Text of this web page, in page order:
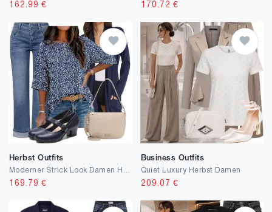
162.99 € 170.72 €
Herbst Outfits
169.79 €
Business Outfits
Quiet Luxury Herbst Damen
209.07 €